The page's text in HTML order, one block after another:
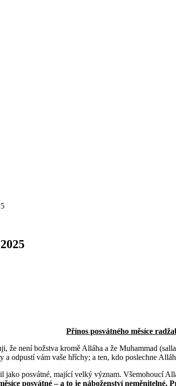
h)
Přínos posvátného měsíce
že není božstva kromě Alláha a že Muhammad
odpustí vám vaše hříchy; a ten, kdo poslechne
jako posvátné, mající velký význam. Všemohoucí
posvátné – a to je náboženství neměnitelné.